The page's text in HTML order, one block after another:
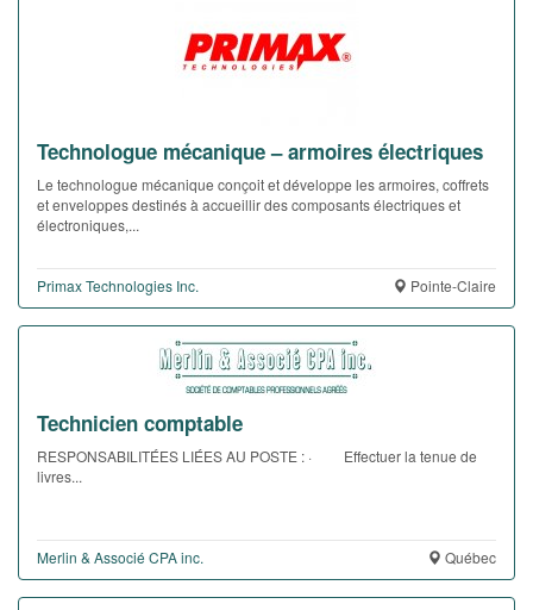
Technologue mécanique – armoires électriques
Le technologue mécanique conçoit et développe les armoires, coffrets
et enveloppes destinés à accueillir des composants électriques et
électroniques,...
Primax Technologies Inc. Pointe-Claire
Technicien comptable
RESPONSABILITÉES LIÉES AU POSTE : · Effectuer la tenue de
livres...
Merlin & Associé CPA inc. Québec